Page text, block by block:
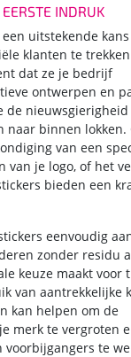
INDRUK
uitstekende
klanten te
dat ze je bedrijf
ontwerpen en
de nieuwsgierigheid
naar binnen lokken.
van een
van je logo, of het
bieden een
eenvoudig
zonder residu
keuze maakt voor
van aantrekkelijke
kan helpen om de
merk te vergroten
te